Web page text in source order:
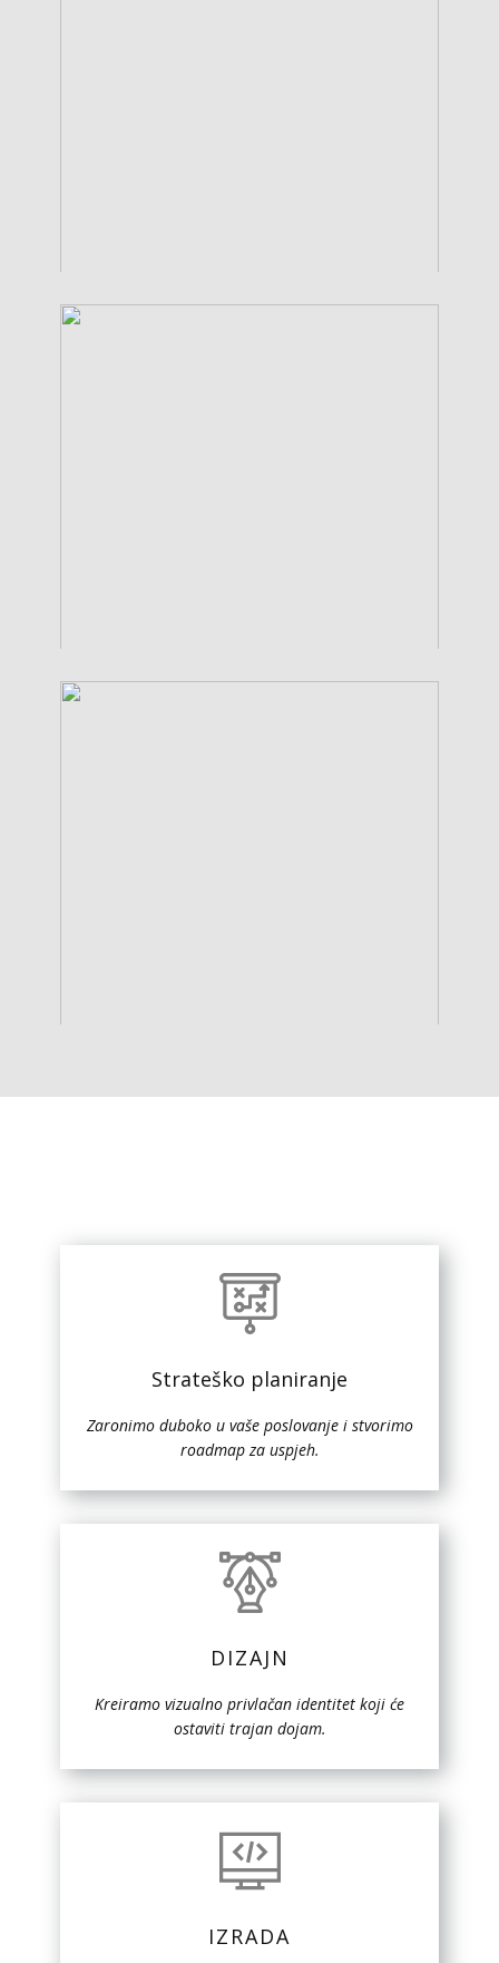
Strateško planiranje
Zaronimo duboko u vaše poslovanje i stvorimo
roadmap za uspjeh.
DIZAJN
Kreiramo vizualno privlačan identitet koji će
ostaviti trajan dojam.
IZRADA